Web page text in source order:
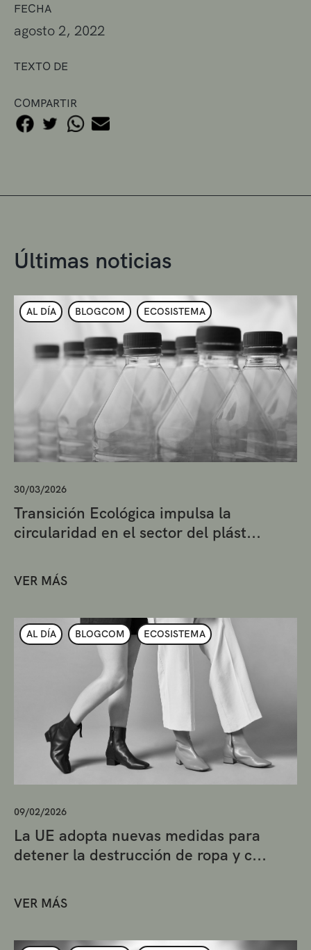
FECHA
agosto 2, 2022
TEXTO DE
COMPARTIR
Últimas noticias
AL DÍA BLOGCOM ECOSISTEMA
30/03/2026
Transición Ecológica impulsa la
circularidad en el sector del plást...
VER MÁS
AL DÍA BLOGCOM ECOSISTEMA
09/02/2026
La UE adopta nuevas medidas para
detener la destrucción de ropa y c...
VER MÁS